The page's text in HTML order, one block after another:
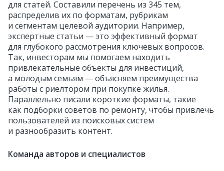
для статей. Составили перечень из 345 тем,
распределив их по форматам, рубрикам
и сегментам целевой аудитории. Например,
экспертные статьи — это эффективный формат
для глубокого рассмотрения ключевых вопросов.
Так, инвесторам мы помогаем находить
привлекательные объекты для инвестиций,
а молодым семьям — объясняем преимущества
работы с риелтором при покупке жилья.
Параллельно писали короткие форматы, такие
как подборки советов по ремонту, чтобы привлечь
пользователей из поисковых систем
и разнообразить контент.
Команда авторов и специалистов